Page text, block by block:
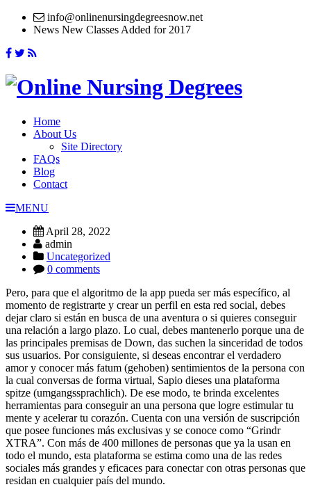
info@onlinenursingdegreesnow.net
News New Classes Added for 2017
Home
About Us
Site Directory
FAQs
Blog
Contact
MENU
April 28, 2022
admin
Uncategorized
0 comments
Pero, para que el algoritmo de la app pueda ser más específico, al
momento de registrarte y crear un perfil en esta red social, debes
dejar claro si están en busca de una aventura o si quieres conseguir
una relación a largo plazo. Lo cual, debes mantenerlo porque una de
las principales premisas de Down, das suchen la sinceridad de todos
sus usuarios. Por consiguiente, si deseas encontrar el verdadero
amor y conocer más fatum (gehoben) sentimientos de la persona con
la cual conversas de forma virtual, Sapio dieses una plataforma
spitze (umgangssprachlich). De ese modo, te brinda excelentes
herramientas para conseguir an una persona que logre estimular tu
mente y acelerar tu corazón. Cuenta con una versión de suscripción
que posee funciones más exclusivas y se conoce como “Grindr
XTRA”. Con más de 400 millones de personas que ya la usan en
todo el mundo, esta plataforma se estima como una de las redes
sociales más grandes y eficaces para conectar con otras personas que
residan en cualquier país del mundo.